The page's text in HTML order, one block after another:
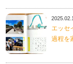
エッセ
過程を